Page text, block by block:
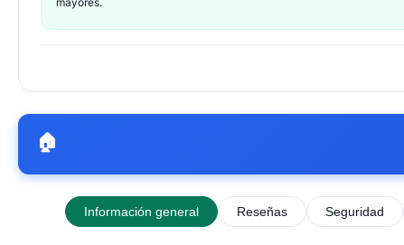
🏠
Información general Reseñas Seguridad